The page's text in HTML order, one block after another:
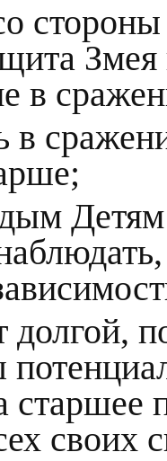
стороны
в
в
Детям
старшее
своих